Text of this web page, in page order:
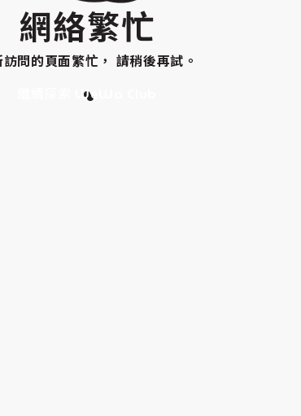
網絡繁忙
訪問的頁面繁忙， 請稍後再試。
繼續探索 WeWa Club